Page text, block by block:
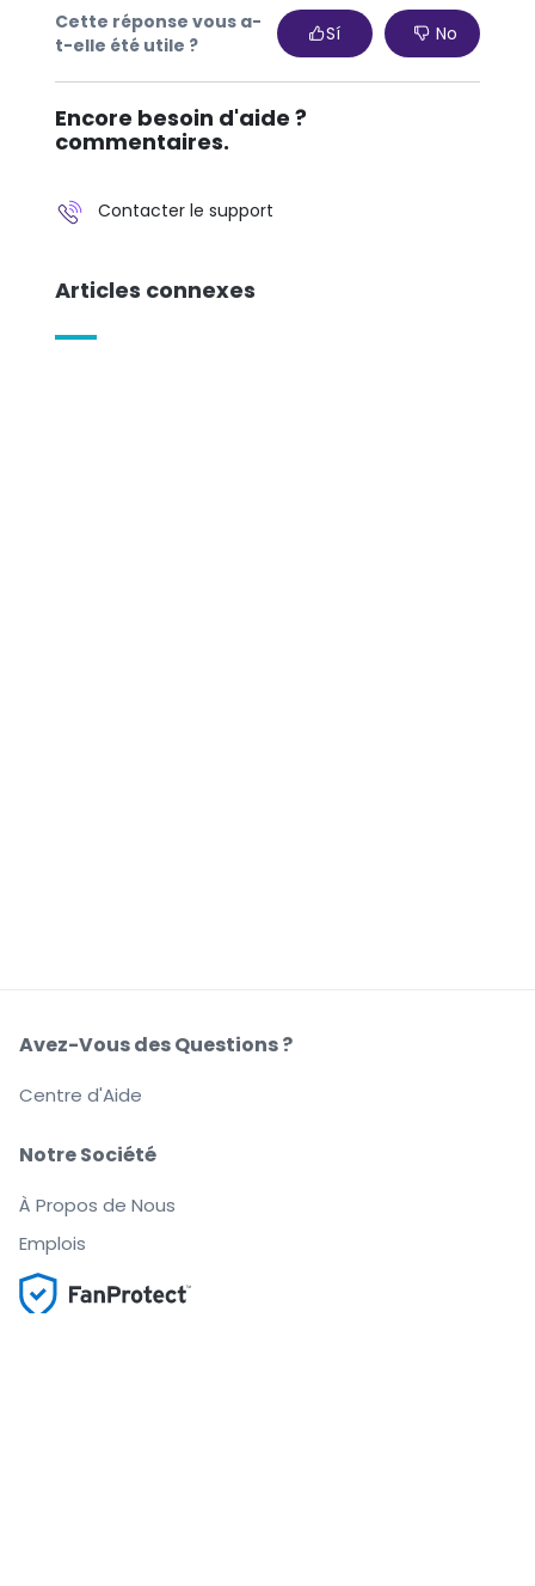
Cette réponse vous a-
t-elle été utile ?
Sí No
Encore besoin d'aide ?
commentaires.
Contacter le support
Articles connexes
Notre Société
À Propos de Nous
Emplois
Avez-Vous des Questions ?
Centre d'Aide